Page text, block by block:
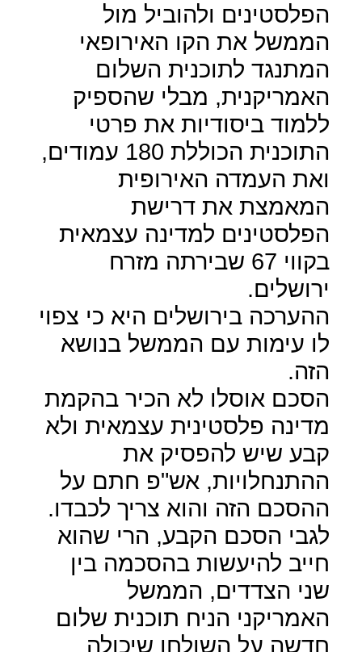
הפלסטינים ולהוביל מול
הממשל את הקו האירופאי
המתנגד לתוכנית השלום
האמריקנית, מבלי שהספיק
ללמוד ביסודיות את פרטי
התוכנית הכוללת 180 עמודים,
ואת העמדה האירופית
המאמצת את דרישת
הפלסטינים למדינה עצמאית
בקווי 67 שבירתה מזרח
ירושלים.
ההערכה בירושלים היא כי צפוי
לו עימות עם הממשל בנושא
הזה.
הסכם אוסלו לא הכיר בהקמת
מדינה פלסטינית עצמאית ולא
קבע שיש להפסיק את
ההתנחלויות, אש"פ חתם על
ההסכם הזה והוא צריך לכבדו.
לגבי הסכם הקבע, הרי שהוא
חייב להיעשות בהסכמה בין
שני הצדדים, הממשל
האמריקני הניח תוכנית שלום
חדשה על השולחן שיכולה